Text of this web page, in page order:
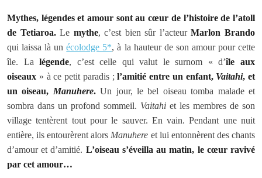
Mythes, légendes et amour sont au cœur de l’histoire de l’atoll
de Tetiaroa.Le mythe, c’est bien sûr l’acteurMarlon Brando
qui laissa là unécolodge 5*, à la hauteur de son amour pour cette
île. Lalégende, c’est celle qui valut le surnom « d’île aux
oiseaux » à ce petit paradis ;l’amitié entre un enfant, Vaitahi, et
un oiseau, Manuhere.Un jour, le bel oiseau tomba malade et
sombra dans un profond sommeil. Vaitahi et les membres de son
village tentèrent tout pour le sauver. En vain. Pendant une nuit
entière, ils entourèrent alors Manuhere et lui entonnèrent des chants
d’amour et d’amitié. L’oiseau s’éveilla au matin, le cœur ravivé
par cet amour…